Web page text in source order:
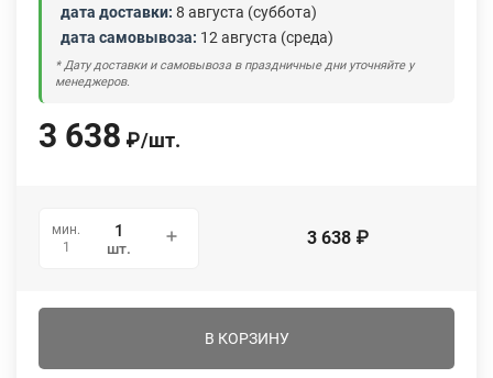
дата доставки: 8 августа (суббота)
дата самовывоза: 12 августа (среда)
* Дату доставки и самовывоза в праздничные дни уточняйте у
менеджеров.
3 638 ₽/шт.
мин.
1
шт. 3 638 ₽
В КОРЗИНУ